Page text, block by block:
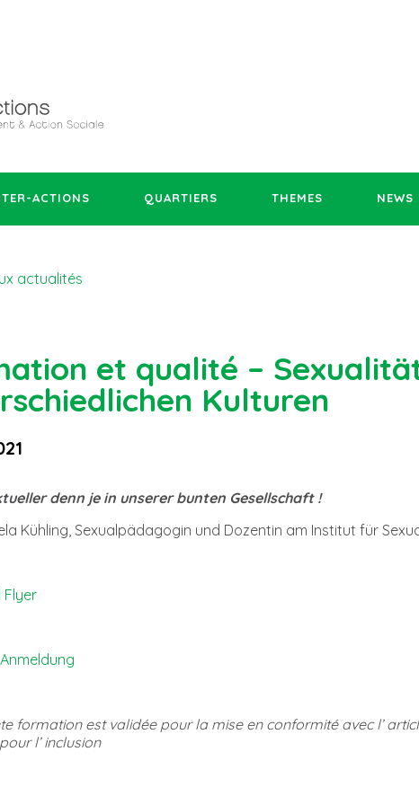
ACTIONS QUARTIERS THEMES NEWS
actualités
et qualité –
Kulturen
denn je in unserer bunten Gesellschaft !
Kühling, Sexualpädagogin und Dozentin am Institut für
Flyer
formation est validée pour la mise en conformité avec l’
l’ inclusion